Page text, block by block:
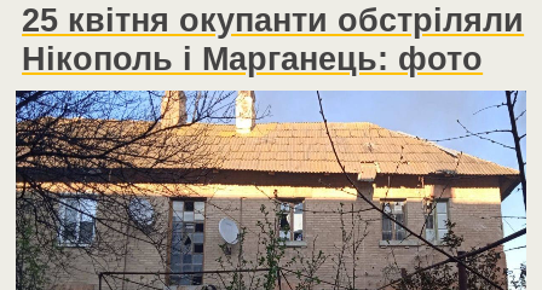
25 квітня окупанти обстріляли
Нікополь і Марганець: фото